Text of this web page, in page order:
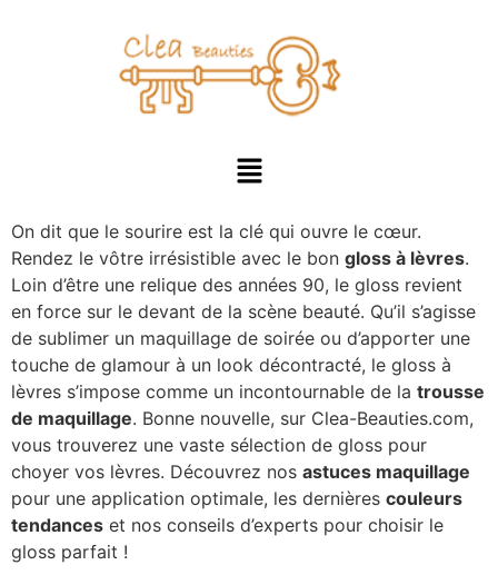
On dit que le sourire est la clé qui ouvre le cœur.
Rendez le vôtre irrésistible avec le bon gloss à lèvres.
Loin d’être une relique des années 90, le gloss revient
en force sur le devant de la scène beauté. Qu’il s’agisse
de sublimer un maquillage de soirée ou d’apporter une
touche de glamour à un look décontracté, le gloss à
lèvres s’impose comme un incontournable de la trousse
de maquillage. Bonne nouvelle, sur Clea-Beauties.com,
vous trouverez une vaste sélection de gloss pour
choyer vos lèvres. Découvrez nos astuces maquillage
pour une application optimale, les dernières couleurs
tendances et nos conseils d’experts pour choisir le
gloss parfait !